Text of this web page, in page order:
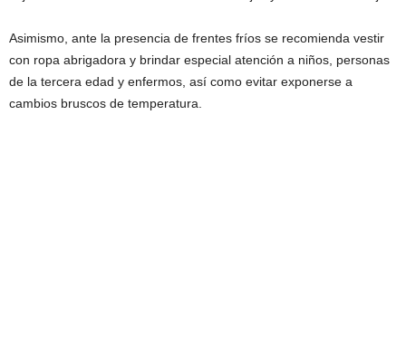
Asimismo, ante la presencia de frentes fríos se recomienda vestir
con ropa abrigadora y brindar especial atención a niños, personas
de la tercera edad y enfermos, así como evitar exponerse a
cambios bruscos de temperatura.